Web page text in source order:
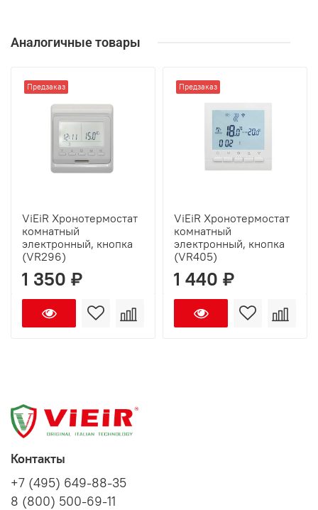
Аналогичные товары
Предзаказ
ViEiR Хронотермостат
комнатный
электронный, кнопка
(VR296)
1 350 ₽
Предзаказ
ViEiR Хронотермостат
комнатный
электронный, кнопка
(VR405)
1 440 ₽
Контакты
+7 (495) 649-88-35
8 (800) 500-69-11